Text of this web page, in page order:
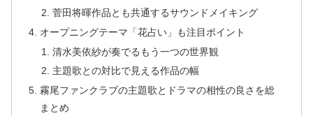
菅田将暉作品とも共通するサウンドメイキング
オープニングテーマ「花占い」も注目ポイント
清水美依紗が奏でるもう一つの世界観
主題歌との対比で見える作品の幅
霧尾ファンクラブの主題歌とドラマの相性の良さを総
まとめ